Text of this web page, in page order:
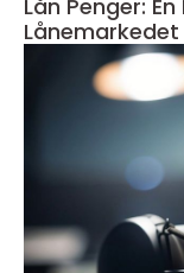
Lån Penger:
Lånemarkedet